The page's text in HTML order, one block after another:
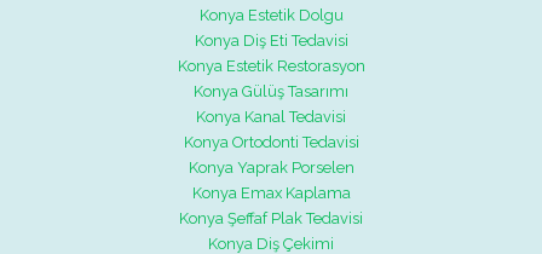
Konya Estetik Dolgu
Konya Diş Eti Tedavisi
Konya Estetik Restorasyon
Konya Gülüş Tasarımı
Konya Kanal Tedavisi
Konya Ortodonti Tedavisi
Konya Yaprak Porselen
Konya Emax Kaplama
Konya Şeffaf Plak Tedavisi
Konya Diş Çekimi